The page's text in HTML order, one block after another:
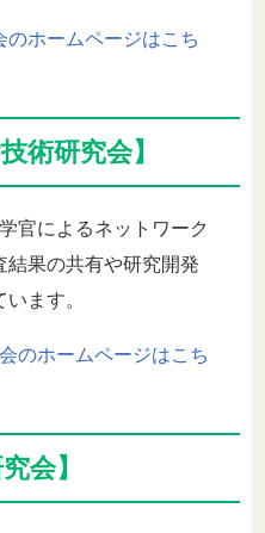
ホームページはこち
術研究会】
官によるネットワーク
結果の共有や研究開発
ます。
のホームページはこち
会】